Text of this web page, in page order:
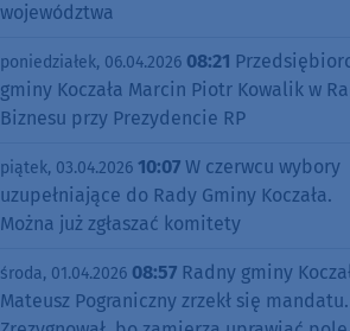
województwa
poniedziałek, 06.04.2026 08:21
gminy Koczała Marcin Piotr Kowalik w
Biznesu przy Prezydencie RP
piątek, 03.04.2026 10:07 W czerwcu wybory
uzupełniające do Rady Gminy Koczała.
Można już zgłaszać komitety
środa, 01.04.2026 08:57 Radny gminy
Mateusz Pograniczny zrzekł się mandatu.